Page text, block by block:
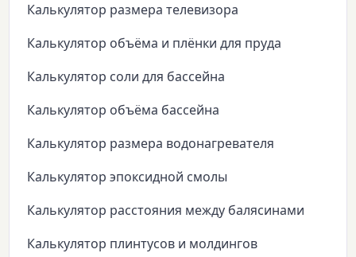
Калькулятор размера телевизора
Калькулятор объёма и плёнки для пруда
Калькулятор соли для бассейна
Калькулятор объёма бассейна
Калькулятор размера водонагревателя
Калькулятор эпоксидной смолы
Калькулятор расстояния между балясинами
Калькулятор плинтусов и молдингов